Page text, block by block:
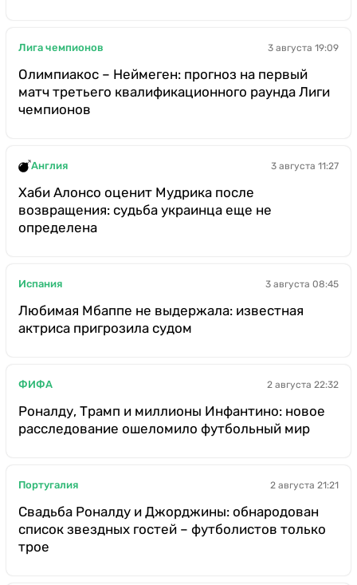
Лига чемпионов 3 августа 19:09
Олимпиакос – Неймеген: прогноз на первый
матч третьего квалификационного раунда Лиги
чемпионов
Англия 3 августа 11:27
Хаби Алонсо оценит Мудрика после
возвращения: судьба украинца еще не
определена
Испания 3 августа 08:45
Любимая Мбаппе не выдержала: известная
актриса пригрозила судом
ФИФА 2 августа 22:32
Роналду, Трамп и миллионы Инфантино: новое
расследование ошеломило футбольный мир
Португалия 2 августа 21:21
Свадьба Роналду и Джорджины: обнародован
список звездных гостей – футболистов только
трое